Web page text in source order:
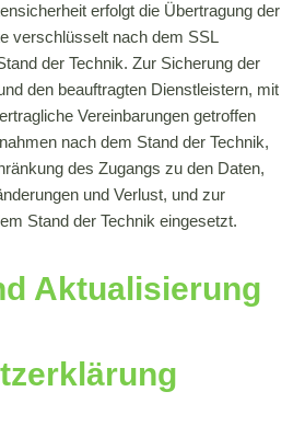
erfolgt die Übertragung der
verschlüsselt nach dem SSL
der Technik. Zur Sicherung der
den beauftragten Dienstleistern, mit
Vereinbarungen getroffen
nach dem Stand der Technik,
des Zugangs zu den Daten,
und Verlust, und zur
Stand der Technik eingesetzt.
Aktualisierung